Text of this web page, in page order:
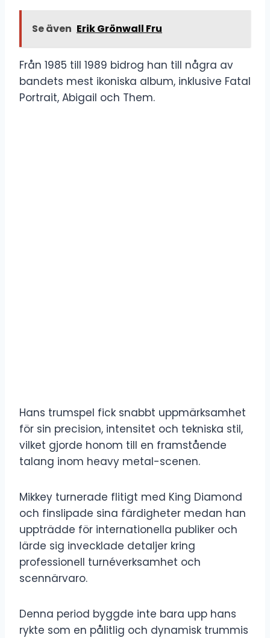
Se även Erik Grönwall Fru
Från 1985 till 1989 bidrog han till några av
bandets mest ikoniska album, inklusive Fatal
Portrait, Abigail och Them.
Hans trumspel fick snabbt uppmärksamhet
för sin precision, intensitet och tekniska stil,
vilket gjorde honom till en framstående
talang inom heavy metal-scenen.
Mikkey turnerade flitigt med King Diamond
och finslipade sina färdigheter medan han
uppträdde för internationella publiker och
lärde sig invecklade detaljer kring
professionell turnéverksamhet och
scennärvaro.
Denna period byggde inte bara upp hans
rykte som en pålitlig och dynamisk trummis